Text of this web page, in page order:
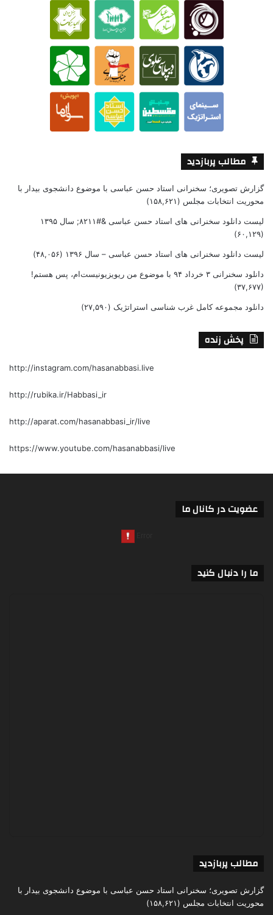
مطالب پربازدید
گزارش تصویری؛ سخنرانی استاد حسن عباسی با موضوع دانشجوی بیدار با
محوریت انتخابات مجلس (۱۵۸,۶۲۱)
لیست دانلود سخنرانی های استاد حسن عباسی &#۸۲۱۱; سال ۱۳۹۵
(۶۰,۱۲۹)
لیست دانلود سخنرانی های استاد حسن عباسی – سال ۱۳۹۶ (۴۸,۰۵۶)
دانلود سخنرانی ۳ خرداد ۹۴ با موضوع من ریویزیونیست‌ام، پس هستم!
(۳۷,۶۷۷)
دانلود مجموعه کامل غرب شناسی استراتژیک (۲۷,۵۹۰)
پخش زنده
http://instagram.com/hasanabbasi.live
http://rubika.ir/Habbasi_ir
http://aparat.com/hasanabbasi_ir/live
https://www.youtube.com/hasanabbasi/live
عضویت در کانال ما
ما را دنبال کنید
مطالب پربازدید
گزارش تصویری؛ سخنرانی استاد حسن عباسی با موضوع دانشجوی بیدار با
محوریت انتخابات مجلس (۱۵۸,۶۲۱)